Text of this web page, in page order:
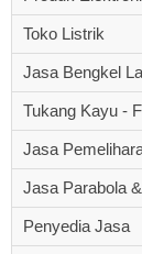
Toko Listrik
Jasa Bengkel
Tukang Kayu -
Jasa
Jasa Parabola
Penyedia Jasa